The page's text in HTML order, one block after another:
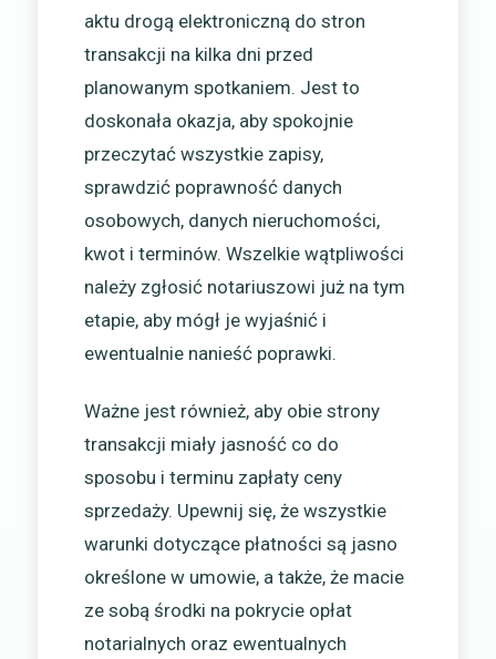
aktu drogą elektroniczną do stron
transakcji na kilka dni przed
planowanym spotkaniem. Jest to
doskonała okazja, aby spokojnie
przeczytać wszystkie zapisy,
sprawdzić poprawność danych
osobowych, danych nieruchomości,
kwot i terminów. Wszelkie wątpliwości
należy zgłosić notariuszowi już na tym
etapie, aby mógł je wyjaśnić i
ewentualnie nanieść poprawki.
Ważne jest również, aby obie strony
transakcji miały jasność co do
sposobu i terminu zapłaty ceny
sprzedaży. Upewnij się, że wszystkie
warunki dotyczące płatności są jasno
określone w umowie, a także, że macie
ze sobą środki na pokrycie opłat
notarialnych oraz ewentualnych